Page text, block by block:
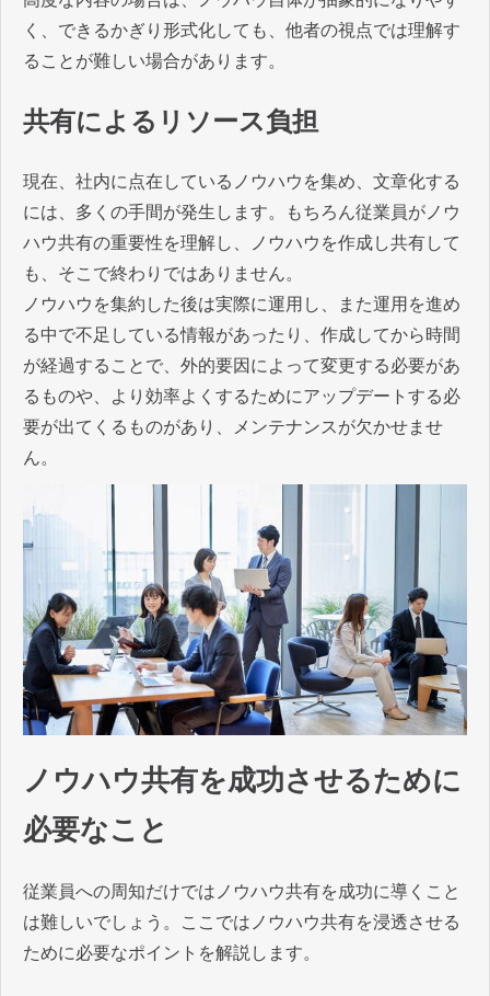
く、できるかぎり形式化しても、他者の視点では理解す
ることが難しい場合があります。
共有によるリソース負担
現在、社内に点在しているノウハウを集め、文章化する
には、多くの手間が発生します。もちろん従業員がノウ
ハウ共有の重要性を理解し、ノウハウを作成し共有して
も、そこで終わりではありません。
ノウハウを集約した後は実際に運用し、また運用を進め
る中で不足している情報があったり、作成してから時間
が経過することで、外的要因によって変更する必要があ
るものや、より効率よくするためにアップデートする必
要が出てくるものがあり、メンテナンスが欠かせませ
ん。
ノウハウ共有を成功させるために
必要なこと
従業員への周知だけではノウハウ共有を成功に導くこと
は難しいでしょう。ここではノウハウ共有を浸透させる
ために必要なポイントを解説します。